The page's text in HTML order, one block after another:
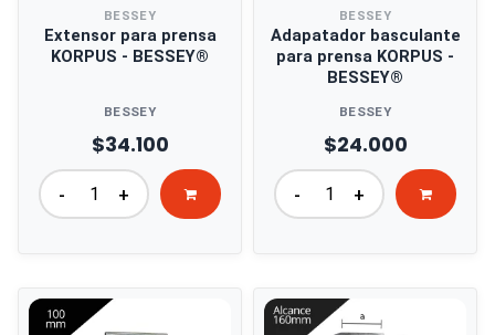
BESSEY
Extensor para prensa
KORPUS - BESSEY®
BESSEY
$34.100
- +
BESSEY
Adapatador basculante
para prensa KORPUS -
BESSEY®
BESSEY
$24.000
- +